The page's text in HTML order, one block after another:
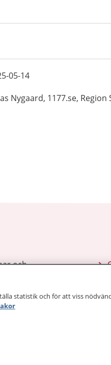
05-14
Nygaard, 1177.se, Region
och
statistik och för att viss